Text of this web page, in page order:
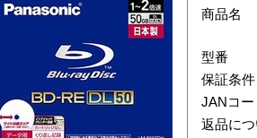
商品名
型番
保証条件
JANコー
返品につ